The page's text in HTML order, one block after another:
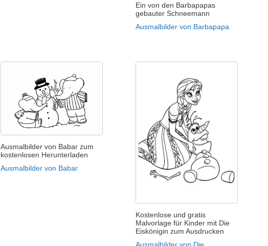
Ein von den Barbapapas
gebauter Schneemann
Ausmalbilder von Barbapapa
Ausmalbilder von Babar zum
kostenlosen Herunterladen
Ausmalbilder von Babar
Kostenlose und gratis
Malvorlage für Kinder mit Die
Eiskönigin zum Ausdrucken
Ausmalbilder von Die